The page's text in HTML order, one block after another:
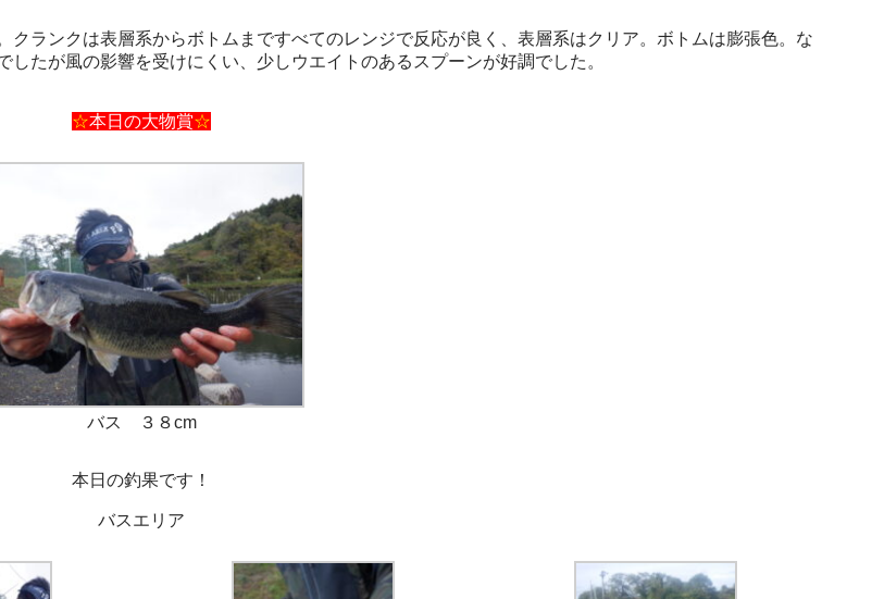
ランクは表層系からボトムまですべてのレンジで反応が良く、表層系はクリア。ボトムは膨張色。な
たが風の影響を受けにくい、少しウエイトのあるスプーンが好調でした。
☆本日の大物賞☆
バス ３８cm
本日の釣果です！
バスエリア